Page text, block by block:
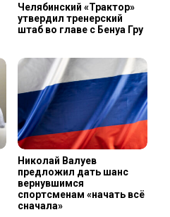
Челябинский «Трактор»
утвердил тренерский
штаб во главе с Бенуа Гру
Николай Валуев
предложил дать шанс
вернувшимся
спортсменам «начать всё
сначала»